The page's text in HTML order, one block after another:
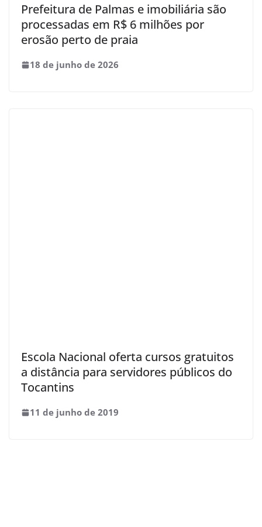
Prefeitura de Palmas e imobiliária são
processadas em R$ 6 milhões por
erosão perto de praia
18 de junho de 2026
Escola Nacional oferta cursos gratuitos
a distância para servidores públicos do
Tocantins
11 de junho de 2019